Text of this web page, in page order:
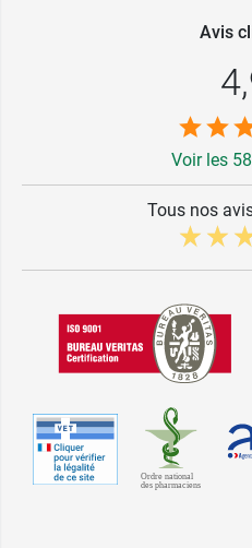
Avis
Voir les
Tous nos